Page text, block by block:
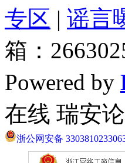
专区 | 谣言
箱：
Powered by
在线 瑞安
浙公网安备